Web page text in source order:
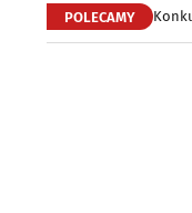
POLECAMY